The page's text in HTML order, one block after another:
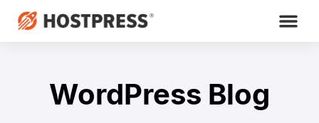
WordPress Blog